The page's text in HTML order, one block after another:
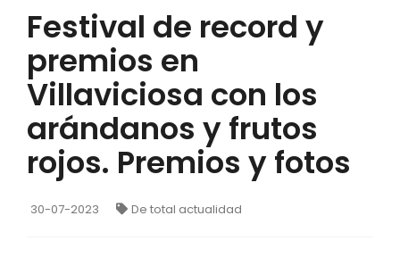
Festival de record y
premios en
Villaviciosa con los
arándanos y frutos
rojos. Premios y fotos
30-07-2023 De total actualidad